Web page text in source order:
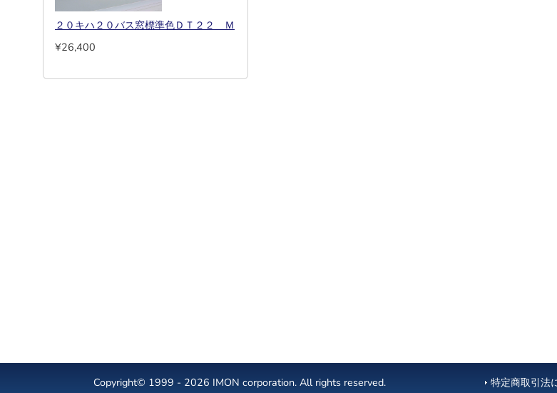
２０キハ２０バス窓標準色ＤＴ２２ Ｍ
¥26,400
Copyright© 1999 - 2026 IMON corporation. All rights reserved.
特定商取引法